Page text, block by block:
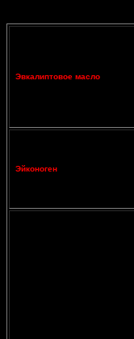
Эвкалиптовое масло
Эйконоген